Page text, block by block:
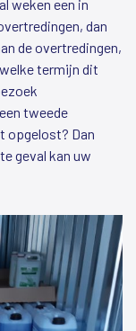
weken een in
dan
de overtredingen,
termijn dit
tweede
opgelost? Dan
geval kan uw